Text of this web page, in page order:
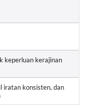
keperluan kerajinan
iratan konsisten, dan